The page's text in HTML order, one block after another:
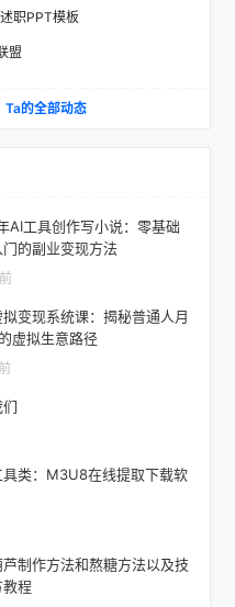
职PPT模板
盟
Ta的全部动态
AI工具创作写小说：零基础
的副业变现方法
变现系统课：揭秘普通人月
虚拟生意路径
具类：M3U8在线提取下载软
制作方法和熬糖方法以及技
教程